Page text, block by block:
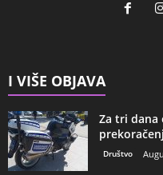
I VIŠE OBJAVA
Za tri dana
Društvo